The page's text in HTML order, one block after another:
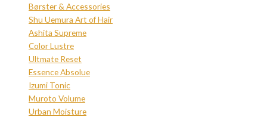
Børster & Accessories
Shu Uemura Art of Hair
Ashita Supreme
Color Lustre
Ultmate Reset
Essence Absolue
Izumi Tonic
Muroto Volume
Urban Moisture